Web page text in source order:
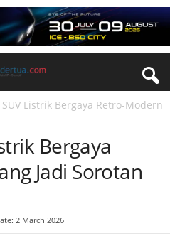
SUV Listrik Bergaya Retro-Modern
Bergaya
Jadi Sorotan
2 March 2026